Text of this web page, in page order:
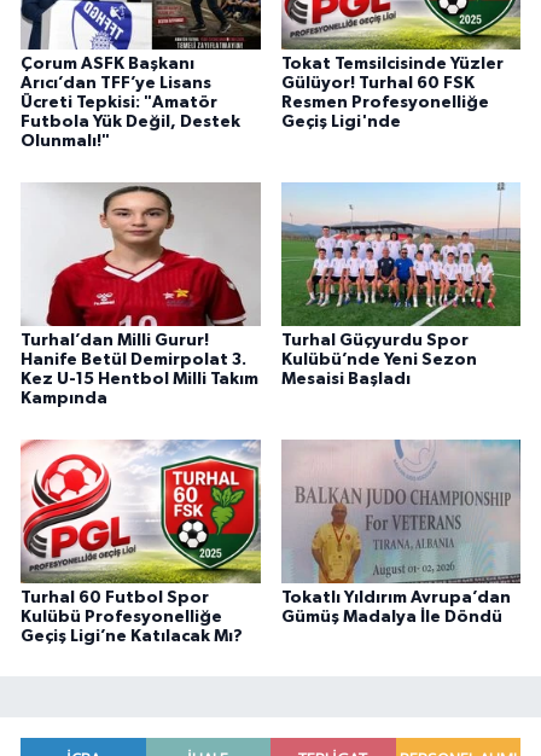
Çorum ASFK Başkanı
Arıcı’dan TFF’ye Lisans
Ücreti Tepkisi: "Amatör
Futbola Yük Değil, Destek
Olunmalı!"
Tokat Temsilcisinde Yüzler
Gülüyor! Turhal 60 FSK
Resmen Profesyonelliğe
Geçiş Ligi'nde
Turhal’dan Milli Gurur!
Hanife Betül Demirpolat 3.
Kez U-15 Hentbol Milli Takım
Kampında
Turhal Güçyurdu Spor
Kulübü’nde Yeni Sezon
Mesaisi Başladı
Turhal 60 Futbol Spor
Kulübü Profesyonelliğe
Geçiş Ligi’ne Katılacak Mı?
Tokatlı Yıldırım Avrupa’dan
Gümüş Madalya İle Döndü